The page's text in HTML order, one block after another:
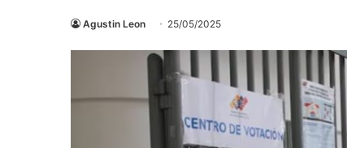
Agustin Leon 25/05/2025